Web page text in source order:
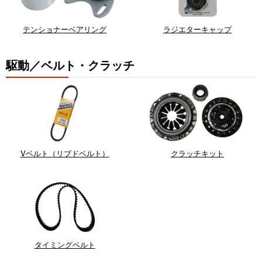
テンショナーベアリング ラジエターキャップ
駆動／ベルト・クラッチ
Vベルト（リブドベルト） クラッチキット
タイミングベルト